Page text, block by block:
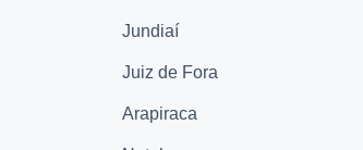
Jundiaí
Juiz de Fora
Arapiraca